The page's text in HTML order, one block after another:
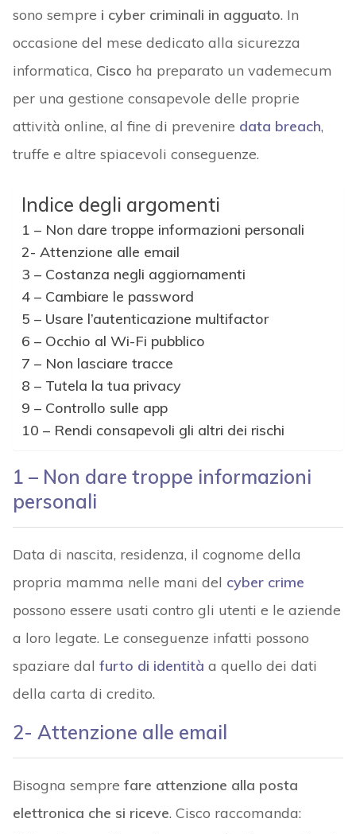
sono sempre i cyber criminali in agguato. In
occasione del mese dedicato alla sicurezza
informatica, Cisco ha preparato un vademecum
per una gestione consapevole delle proprie
attività online, al fine di prevenire data breach,
truffe e altre spiacevoli conseguenze.
Indice degli argomenti
1 – Non dare troppe informazioni personali
2- Attenzione alle email
3 – Costanza negli aggiornamenti
4 – Cambiare le password
5 – Usare l’autenticazione multifactor
6 – Occhio al Wi-Fi pubblico
7 – Non lasciare tracce
8 – Tutela la tua privacy
9 – Controllo sulle app
10 – Rendi consapevoli gli altri dei rischi
1 – Non dare troppe informazioni
personali
Data di nascita, residenza, il cognome della
propria mamma nelle mani del cyber crime
possono essere usati contro gli utenti e le aziende
a loro legate. Le conseguenze infatti possono
spaziare dal furto di identità a quello dei dati
della carta di credito.
2- Attenzione alle email
Bisogna sempre fare attenzione alla posta
elettronica che si riceve. Cisco raccomanda: